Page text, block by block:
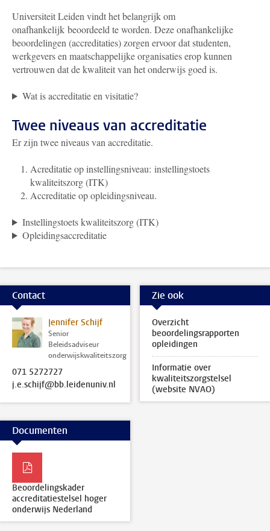
Universiteit Leiden vindt het belangrijk om
onafhankelijk beoordeeld te worden. Deze onafhankelijke
beoordelingen (accreditaties) zorgen ervoor dat studenten,
werkgevers en maatschappelijke organisaties erop kunnen
vertrouwen dat de kwaliteit van het onderwijs goed is.
Wat is accreditatie en visitatie?
Twee niveaus van accreditatie
Er zijn twee niveaus van accreditatie.
Acreditatie op instellingsniveau: instellingstoets
kwaliteitszorg (ITK)
Accreditatie op opleidingsniveau.
Instellingstoets kwaliteitszorg (ITK)
Opleidingsaccreditatie
Contact
Jennifer Schijf
Senior
Beleidsadviseur
onderwijskwaliteitszorg
071 5272727
j.e.schijf@bb.leidenuniv.nl
Zie ook
Overzicht
beoordelingsrapporten
opleidingen
Informatie over
kwaliteitszorgstelsel
(website NVAO)
Documenten
Beoordelingskader
accreditatiestelsel hoger
onderwijs Nederland